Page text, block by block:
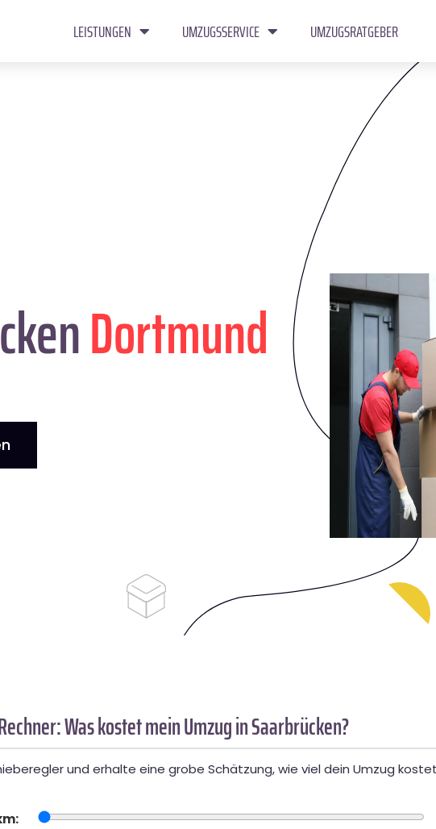
LEISTUNGEN UMZUGSSERVICE UMZUGSRATGEBER
Dortmund
Was kostet mein Umzug in Saarbrücken?
und erhalte eine grobe Schätzung, wie viel dein Umzug